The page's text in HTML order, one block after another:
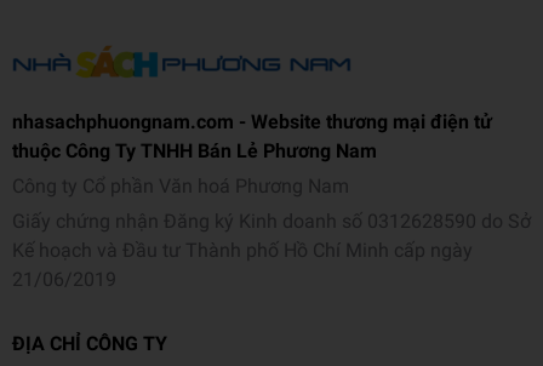
nhasachphuongnam.com - Website thương mại điện tử
thuộc Công Ty TNHH Bán Lẻ Phương Nam
Công ty Cổ phần Văn hoá Phương Nam
Giấy chứng nhận Đăng ký Kinh doanh số 0312628590 do Sở
Kế hoạch và Đầu tư Thành phố Hồ Chí Minh cấp ngày
21/06/2019
ĐỊA CHỈ CÔNG TY